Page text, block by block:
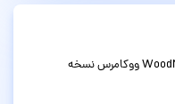
قالب فروشگاهی چندمنظوره وودمارت WoodMart ووکامرس نسخه